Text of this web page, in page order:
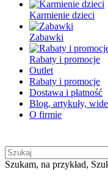
Karmienie dzieci
Zabawki
Rabaty i promocje
Outlet
Rabaty i promocje
Dostawa i płatność
Blog, artykuły,
O firmie
Szukam, na przykład,